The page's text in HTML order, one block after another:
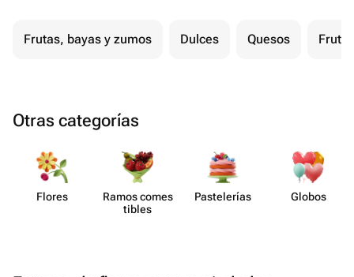
Frutas, bayas y zumos Dulces Quesos
Otras categorías
Flores
Ramos comes​
tibles
Paste​lerías Globos